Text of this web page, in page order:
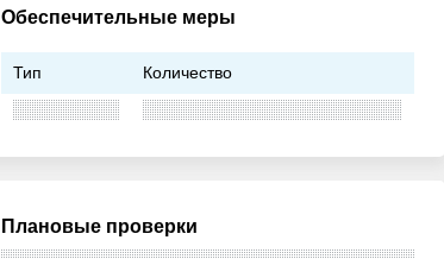
Обеспечительные меры
Тип Количество
Плановые проверки